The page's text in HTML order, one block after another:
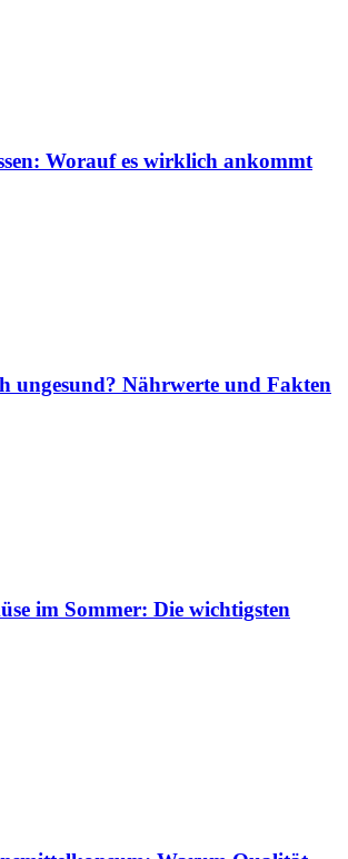
Worauf es wirklich ankommt
ungesund? Nährwerte und Fakten
im Sommer: Die wichtigsten